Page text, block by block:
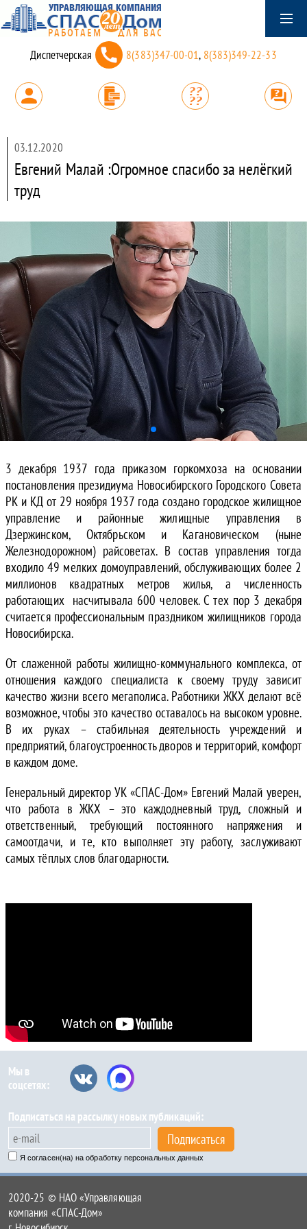
Диспетчерская 8(383)347-00-01, 8(383)349-22-33
03.12.2020
Евгений Малай :Огромное спасибо за нелёгкий
труд
3 декабря 1937 года приказом горкомхоза на основании
постановления президиума Новосибирского Городского Совета
РК и КД от 29 ноября 1937 года создано городское жилищное
управление и районные жилищные управления в
Дзержинском, Октябрьском и Кагановическом (ныне
Железнодорожном) райсоветах. В состав управления тогда
входило 49 мелких домоуправлений, обслуживающих более 2
миллионов квадратных метров жилья, а численность
работающих насчитывала 600 человек. С тех пор 3 декабря
считается профессиональным праздником жилищников города
Новосибирска.
От слаженной работы жилищно-коммунального комплекса, от
отношения каждого специалиста к своему труду зависит
качество жизни всего мегаполиса. Работники ЖКХ делают всё
возможное, чтобы это качество оставалось на высоком уровне.
В их руках – стабильная деятельность учреждений и
предприятий, благоустроенность дворов и территорий, комфорт
в каждом доме.
Генеральный директор УК «СПАС-Дом» Евгений Малай уверен,
что работа в ЖКХ – это каждодневный труд, сложный и
ответственный, требующий постоянного напряжения и
самоотдачи, и те, кто выполняет эту работу, заслуживают
самых тёплых слов благодарности.
Мы в
соцсетях:
Подписаться на рассылку новых публикаций:
Подписаться
Я согласен(на) на обработку персональных данных
2020-25 © НАО «Управляющая
компания «СПАС-Дом»